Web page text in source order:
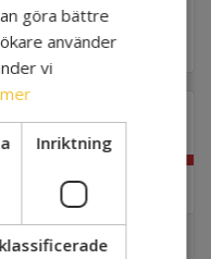
göra bättre
använder
vi
Inriktning